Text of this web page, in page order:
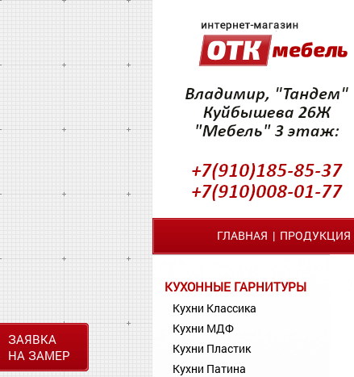
ЗАЯВКА
НА ЗАМЕР
ГЛАВНАЯ | ПРОДУКЦИЯ
КУХОННЫЕ ГАРНИТУРЫ
Кухни Классика
Кухни МДФ
Кухни Пластик
Кухни Патина